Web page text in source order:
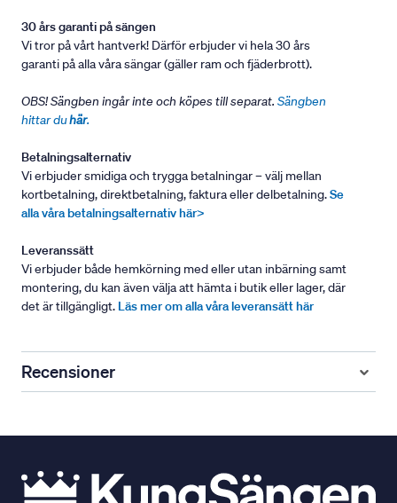
30 års garanti på sängen
Vi tror på vårt hantverk! Därför erbjuder vi hela 30 års
garanti på alla våra sängar (gäller ram och fjäderbrott).
OBS! Sängben ingår inte och köpes till separat. Sängben
hittar duhär.
Betalningsalternativ
Vi erbjuder smidiga och trygga betalningar – välj mellan
kortbetalning, direktbetalning, faktura eller delbetalning.Se
alla våra betalningsalternativ här>
Leveranssätt
Vi erbjuder både hemkörning med eller utan inbärning samt
montering, du kan även välja att hämta i butik eller lager, där
det är tillgängligt. Läs mer om alla våra leveransätt här
Recensioner